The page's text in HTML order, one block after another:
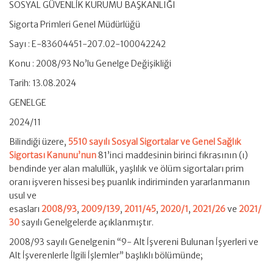
SOSYAL GÜVENLİK KURUMU BAŞKANLIĞI
Sigorta Primleri Genel Müdürlüğü
Sayı : E-83604451-207.02-100042242
Konu : 2008/93 No’lu Genelge Değişikliği
Tarih: 13.08.2024
GENELGE
2024/11
Bilindiği üzere, 5510 sayılı Sosyal Sigortalar ve Genel Sağlık
Sigortası Kanunu’nun81’inci maddesinin birinci fıkrasının (ı)
bendinde yer alan malullük, yaşlılık ve ölüm sigortaları prim
oranı işveren hissesi beş puanlık indiriminden yararlanmanın
usul ve
esasları 2008/93, 2009/139, 2011/45, 2020/1, 2021/26ve 2021/
30 sayılı Genelgelerde açıklanmıştır.
2008/93 sayılı Genelgenin “9- Alt İşvereni Bulunan İşyerleri ve
Alt İşverenlerle İlgili İşlemler” başlıklı bölümünde;